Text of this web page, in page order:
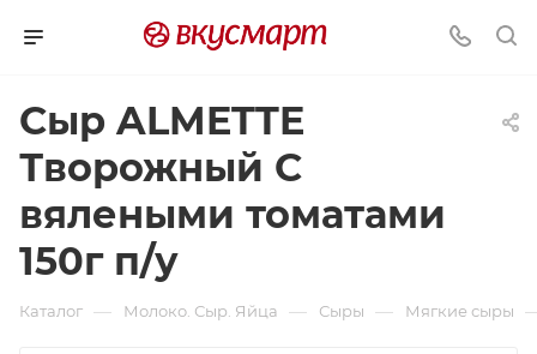
Сыр ALMETTE
Творожный С
вялеными томатами
150г п/у
Каталог — Молоко. Сыр. Яйца — Сыры — Мягкие сыры